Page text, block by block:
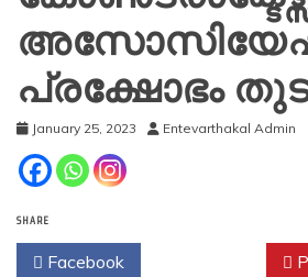
പ്രക്ഷോഭം
January 25, 2023 Entevarthakal Admin
SHARE
Facebook